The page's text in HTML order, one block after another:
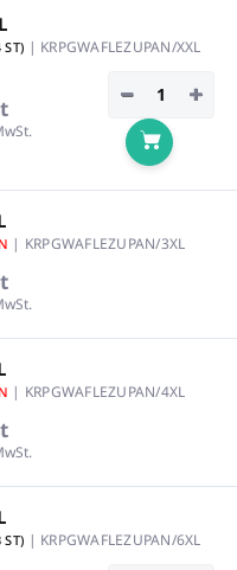
ST) | KRPGWAFLEZUPAN/XXL
+
−
In den
| KRPGWAFLEZUPAN/3XL
| KRPGWAFLEZUPAN/4XL
ST) | KRPGWAFLEZUPAN/6XL